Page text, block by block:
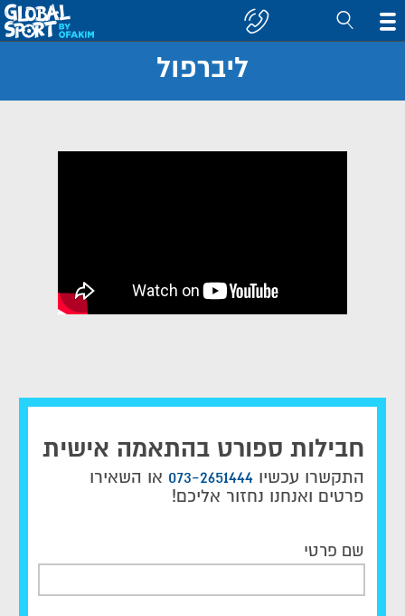
קבוצה/יעד
ליברפול
חבילות ספורט בהתאמה אישית
התקשרו עכשיו 073-2651444 או השאירו
פרטים ואנחנו נחזור אליכם!
שם פרטי